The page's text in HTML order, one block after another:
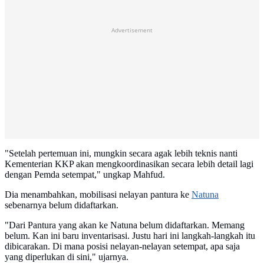
Advertisement
"Setelah pertemuan ini, mungkin secara agak lebih teknis nanti
Kementerian KKP akan mengkoordinasikan secara lebih detail lagi
dengan Pemda setempat," ungkap Mahfud.
Dia menambahkan, mobilisasi nelayan pantura ke Natuna
sebenarnya belum didaftarkan.
"Dari Pantura yang akan ke Natuna belum didaftarkan. Memang
belum. Kan ini baru inventarisasi. Justu hari ini langkah-langkah itu
dibicarakan. Di mana posisi nelayan-nelayan setempat, apa saja
yang diperlukan di sini," ujarnya.